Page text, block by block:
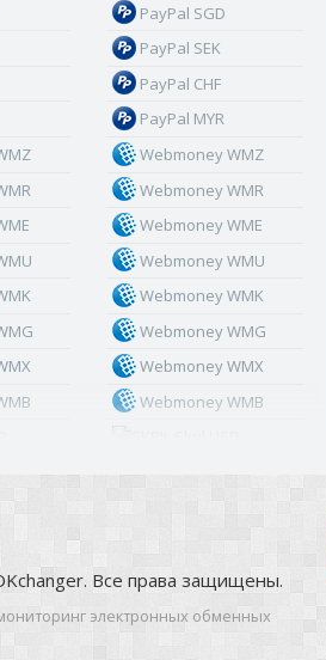
PayPal SGD
PayPal SEK
PayPal CHF
PayPal MYR
Webmoney WMZ
Webmoney WMR
Webmoney WME
Webmoney WMU
Webmoney WMK
Webmoney WMG
Webmoney WMX
Webmoney WMB
Skril PLN
Skril GBP
Skril AUD
Все права защищены.
электронных обменных